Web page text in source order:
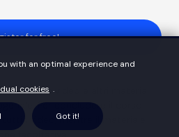
for free!
trovare video e altri materiali
Per concludere il corso
tutti i video, mentre il materiale
with an optimal experience and
cookies .
Got it!